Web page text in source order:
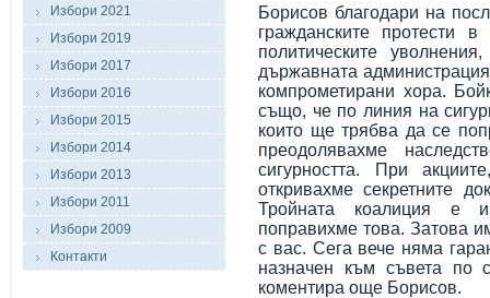
Избори 2021
Избори 2019
Избори 2017
Избори 2016
Избори 2015
Избори 2014
Избори 2013
Избори 2011
Избори 2009
Контакти
Борисов благодари на
гражданските протести
политическите
държавната
компрометирани хора.
също, че по линия на
които ще трябва да се
преодолявахме
сигурността. При
откривахме секретните
Тройната коалиция е
поправихме това. Затова
с вас. Сега вече няма
назначен към съвета по
коментира още Борисов.